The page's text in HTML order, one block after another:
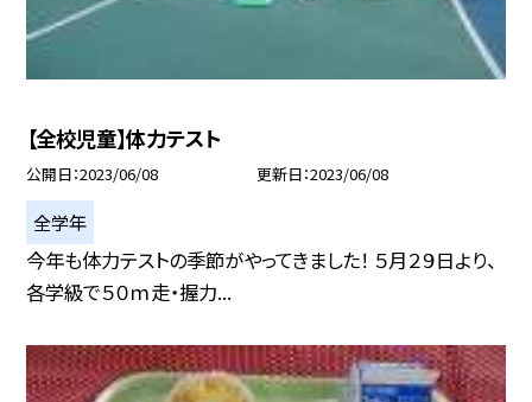
【全校児童】体力テスト
公開日 2023/06/08 更新日 2023/06/08
全学年
今年も体力テストの季節がやってきました！ ５月２９日より、
各学級で５０ｍ走・握力...